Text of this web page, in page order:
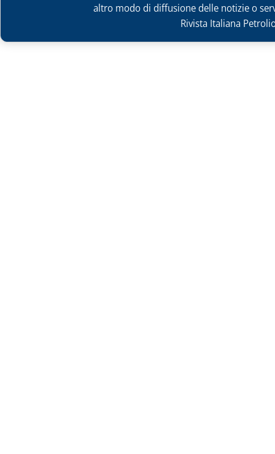
altro modo di diffusione delle notizie o
Rivista Italiana